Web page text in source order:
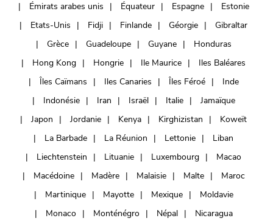
Émirats arabes unis
Équateur Espagne
Estonie
Etats-Unis
Fidji Finlande Géorgie
Gibraltar
Grèce
Guadeloupe Guyane
Honduras
Hong Kong
Hongrie Ile Maurice
Iles Baléares
Îles Caïmans
Iles Canaries Îles Féroé
Inde
Indonésie
Iran Israël Italie
Jamaïque
Japon
Jordanie Kenya Kirghizistan
Koweït
La Barbade
La Réunion Lettonie
Liban
Liechtenstein
Lituanie Luxembourg
Macao
Macédoine
Madère Malaisie Malte
Maroc
Martinique
Mayotte Mexique
Moldavie
Monaco
Monténégro Népal
Nicaragua